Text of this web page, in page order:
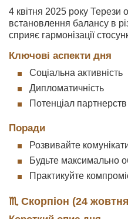
4 квітня 2025 року
встановлення балансу в
сприяє гармонізації
Ключові аспекти дня
Соціальна активність
Дипломатичність
Потенціал партнерств
Поради
Розвивайте
Будьте максимально
Практикуйте
♏ Скорпіон (24